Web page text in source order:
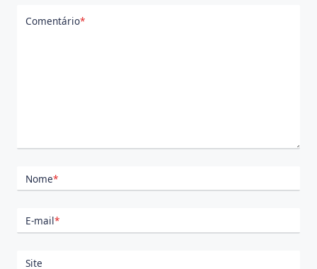
Comentário*
Nome*
E-mail*
Site